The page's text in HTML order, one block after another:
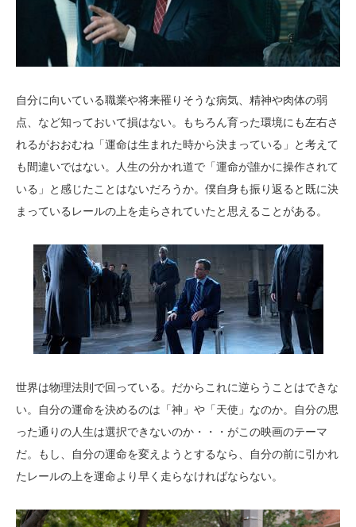
自分に向いている職業や将来罹りそうな病気、精神や肉体の弱
点、など知っておいて損はない。もちろん育った環境にも左右さ
れるがおおむね「運命は生まれた時から決まっている」と考えて
も間違いではない。人生の分かれ道で「運命が誰かに操作されて
いる」と感じたことはないだろうか。僕自身も振り返ると既に決
まっているレールの上を走らされていたと思えることがある。
世界は物理法則で回っている。だからこれに逆らうことはできな
い。自分の運命を決めるのは「神」や「天使」なのか。自分の思
った通りの人生は選択できないのか・・・がこの映画のテーマ
だ。もし、自分の運命を変えようとするなら、自分の前に引かれ
たレールの上を運命より早く走らなければならない。